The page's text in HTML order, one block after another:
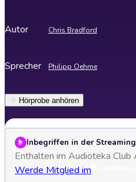
Autor Chris Bradford
Sprecher Philipp Oehme
Hörprobe anhören
Inbegriffen in der
Enthalten im Audioteka Club
Werde Mitglied im